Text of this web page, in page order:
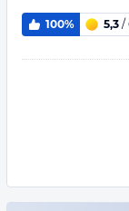
100% 5,3 /